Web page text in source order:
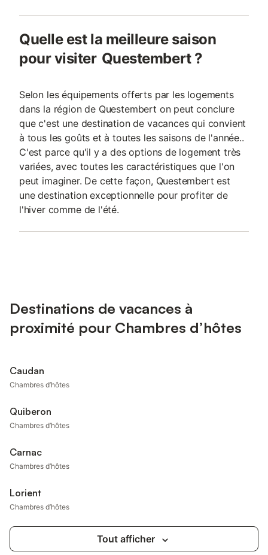
Quelle est la meilleure saison
pour visiter Questembert ?
Selon les équipements offerts par les logements
dans la région de Questembert on peut conclure
que c'est une destination de vacances qui convient
à tous les goûts et à toutes les saisons de l'année..
C'est parce qu'il y a des options de logement très
variées, avec toutes les caractéristiques que l'on
peut imaginer. De cette façon, Questembert est
une destination exceptionnelle pour profiter de
l'hiver comme de l'été.
Destinations de vacances à
proximité pour Chambres d’hôtes
Caudan
Chambres d’hôtes
Quiberon
Chambres d’hôtes
Carnac
Chambres d’hôtes
Lorient
Chambres d’hôtes
Tout afficher